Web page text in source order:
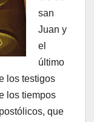
san
Juan y
el
último
los testigos
los tiempos
que